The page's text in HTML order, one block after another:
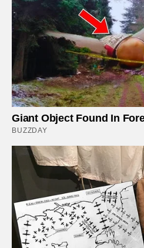
Giant Object Found In
BUZZDAY